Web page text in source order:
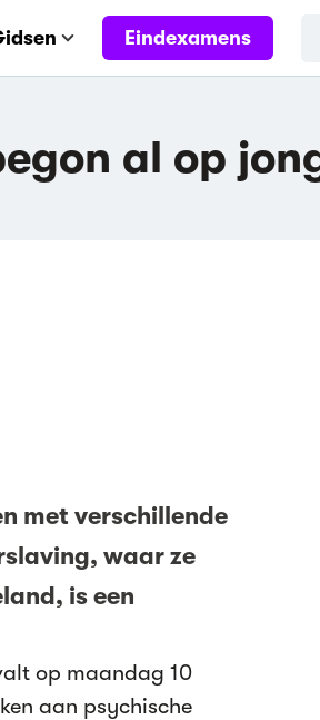
Eindexamens
al op
met verschillende
waar ze
is een
op maandag 10
aan psychische